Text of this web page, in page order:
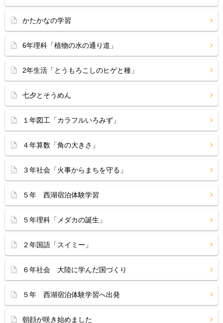
かたかなの学習
6年理科「植物の水の通り道」
2年生活「とうもろこしのヒゲと種」
七夕とそうめん
１年図工「カラフルいろみず」
４年算数「角の大きさ」
３年社会「火事からまちを守る」
５年 西湖宿泊体験学習
５年理科「メダカの誕生」
２年国語「スイミー」
６年社会 大陸に学んだ国づくり
５年 西湖宿泊体験学習へ出発
朝顔が咲き始めました